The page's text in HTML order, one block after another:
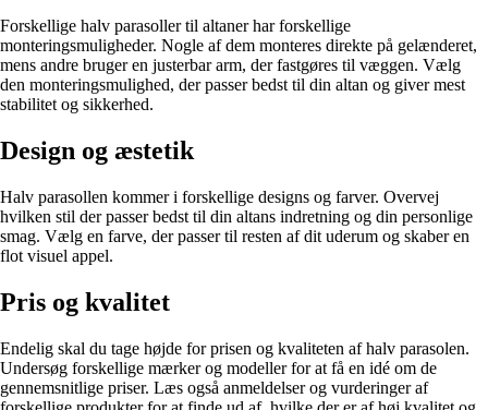
Forskellige halv parasoller til altaner har forskellige
monteringsmuligheder. Nogle af dem monteres direkte på gelænderet,
mens andre bruger en justerbar arm, der fastgøres til væggen. Vælg
den monteringsmulighed, der passer bedst til din altan og giver mest
stabilitet og sikkerhed.
Design og æstetik
Halv parasollen kommer i forskellige designs og farver. Overvej
hvilken stil der passer bedst til din altans indretning og din personlige
smag. Vælg en farve, der passer til resten af ​​dit uderum og skaber en
flot visuel appel.
Pris og kvalitet
Endelig skal du tage højde for prisen og kvaliteten af halv parasolen.
Undersøg forskellige mærker og modeller for at få en idé om de
gennemsnitlige priser. Læs også anmeldelser og vurderinger af